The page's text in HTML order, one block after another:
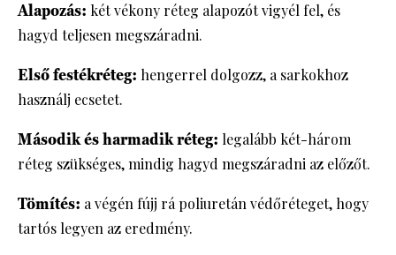
Alapozás: két vékony réteg alapozót vigyél fel, és
hagyd teljesen megszáradni.
Első festékréteg: hengerrel dolgozz, a sarkokhoz
használj ecsetet.
Második és harmadik réteg: legalább két-három
réteg szükséges, mindig hagyd megszáradni az előzőt.
Tömítés: a végén fújj rá poliuretán védőréteget, hogy
tartós legyen az eredmény.